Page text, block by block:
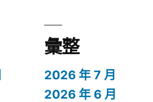
彙整
2026 年 7 月
2026 年 6 月